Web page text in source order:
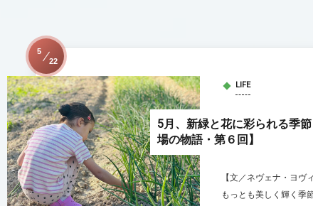
LIFE
5月、新緑と花に彩られる季
場の物語・第６回】
【文／ネヴェナ・ヨヴ
もっとも美しく輝く季
5
22